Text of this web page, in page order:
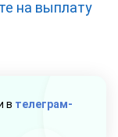
на выплату
в телеграм-